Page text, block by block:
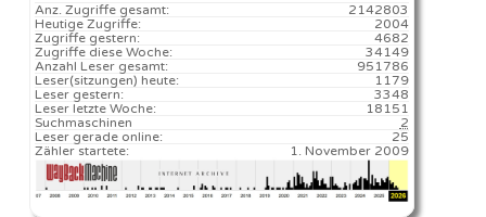
2142803
Anz. Zugriffe gesamt:
2004
Heutige Zugriffe:
4682
Zugriffe gestern:
34149
Zugriffe diese Woche:
951786
Anzahl Leser gesamt:
1179️
Leser(sitzungen) heute:
3348
Leser gestern:
18151️
Leser letzte Woche:
2
Suchmaschinen
25
Leser gerade online:
1. November 2009
Zähler startete: